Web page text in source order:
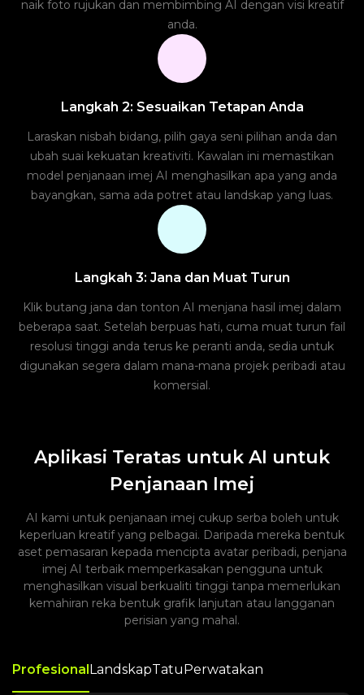
naik foto rujukan dan membimbing AI dengan visi kreatif
anda.
Langkah 2: Sesuaikan Tetapan Anda
Laraskan nisbah bidang, pilih gaya seni pilihan anda dan
ubah suai kekuatan kreativiti. Kawalan ini memastikan
model penjanaan imej AI menghasilkan apa yang anda
bayangkan, sama ada potret atau landskap yang luas.
Langkah 3: Jana dan Muat Turun
Klik butang jana dan tonton AI menjana hasil imej dalam
beberapa saat. Setelah berpuas hati, cuma muat turun fail
resolusi tinggi anda terus ke peranti anda, sedia untuk
digunakan segera dalam mana-mana projek peribadi atau
komersial.
Aplikasi Teratas untuk AI untuk
Penjanaan Imej
AI kami untuk penjanaan imej cukup serba boleh untuk
keperluan kreatif yang pelbagai. Daripada mereka bentuk
aset pemasaran kepada mencipta avatar peribadi, penjana
imej AI terbaik memperkasakan pengguna untuk
menghasilkan visual berkualiti tinggi tanpa memerlukan
kemahiran reka bentuk grafik lanjutan atau langganan
perisian yang mahal.
ProfesionalLandskapTatuPerwatakan